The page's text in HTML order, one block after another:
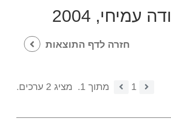
2004
חזרה לדף התוצאות
1 מתוך 1.
מציג 2 ערכים.